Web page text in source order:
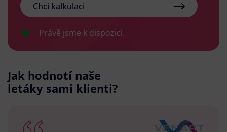
Chci kalkulaci
Právě jsme k dispozici.
Jak hodnotí naše
letáky sami klienti?